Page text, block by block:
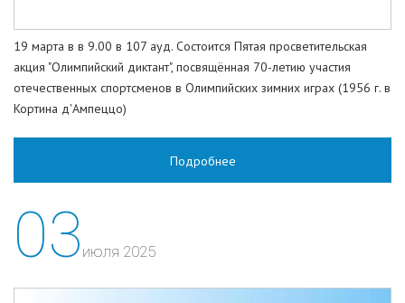
19 марта в в 9.00 в 107 ауд. Состоится Пятая просветительская
акция "Олимпийский диктант", посвящённая 70-летию участия
отечественных спортсменов в Олимпийских зимних играх (1956 г. в
Кортина д'Ампеццо)
Подробнее
03 июля 2025